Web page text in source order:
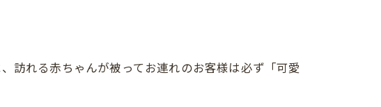
訪れる赤ちゃんが被ってお連れのお客様は必ず「可愛